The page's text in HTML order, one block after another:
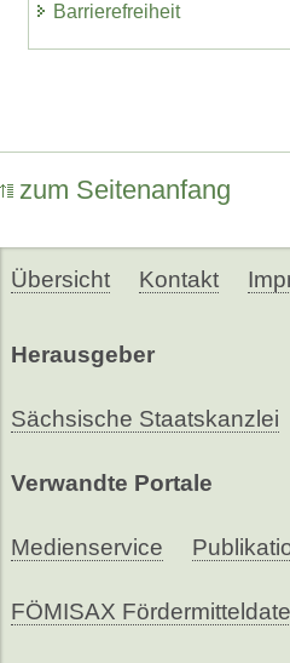
Barrierefreiheit
zum Seitenanfang
Übersicht Kontakt
Herausgeber
Sächsische Staatskanzlei
Verwandte Portale
Medienservice
FÖMISAX